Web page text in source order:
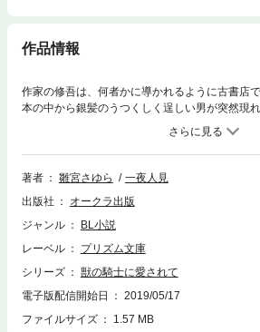
作品情報
作家の修吾は、何者かに導かれるように古書店
本の中から銀髪のうつくしく逞しい男が突然現
前で修吾を呼ぶ。現実とは思えない状況に混乱
スをされ、抵抗しきれずそのまま抱かれてしま
ことに、修吾の目の前で、男の頭部が銀色の狼
─！？※こちらの作品には、紙版に収録の口絵・
著者 雛宮さゆら
一夜人見
出版社
オークラ出版
ジャンル
BL小説
レーベル
プリズム文庫
シリーズ
獣の騎士に愛されて
電子版配信開始日
2019/05/17
ファイルサイズ
1.57 MB